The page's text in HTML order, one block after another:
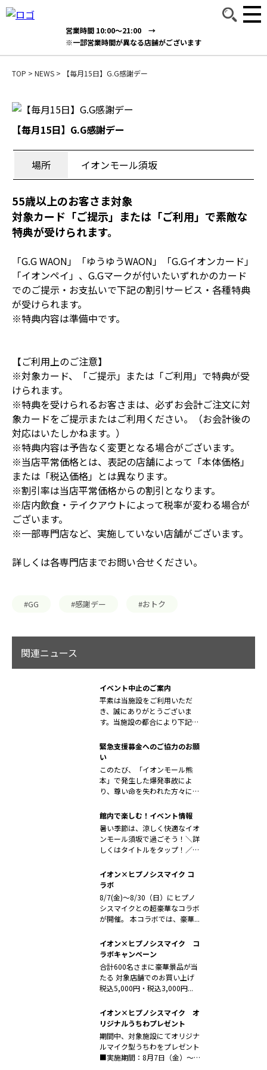
営業時間 10:00～21:00 →
※一部営業時間が異なる店舗がございます
TOP > NEWS > 【毎月15日】G.G感謝デー
【毎月15日】G.G感謝デー
場所 イオンモール須坂
55歳以上のお客さま対象
対象カード「ご提示」または「ご利用」で素敵な
特典が受けられます。
「G.G WAON」「ゆうゆうWAON」「G.Gイオンカード」
「イオンペイ」、G.Gマークが付いたいずれかのカード
でのご提示・お支払いで下記の割引サービス・各種特典
が受けられます。
※特典内容は準備中です。
【ご利用上のご注意】
※対象カード、「ご提示」または「ご利用」で特典が受
けられます。
※特典を受けられるお客さまは、必ずお会計ご注文に対
象カードをご提示またはご利用ください。（お会計後の
対応はいたしかねます。）
※特典内容は予告なく変更となる場合がございます。
※当店平常価格とは、表記の店舗によって「本体価格」
または「税込価格」とは異なります。
※割引率は当店平常価格からの割引となります。
※店内飲食・テイクアウトによって税率が変わる場合が
ございます。
※一部専門店など、実施していない店舗がございます。
詳しくは各専門店までお問い合せください。
#GG #感謝デー #おトク
関連ニュース
イベント中止のご案内
平素は当施設をご利用いただ
き、誠にありがとうございま
す。当施設の都合により下記イ
緊急支援募金へのご協力のお願
い
このたび、「イオンモール熊
本」で発生した爆発事故によ
り、尊い命を失われた方々に対
館内で楽しむ！イベント情報
暑い季節は、涼しく快適なイオ
ンモール須坂で過ごそう！＼詳
しくはタイトルをタップ！／＿
イオン×ヒプノシスマイク コ
ラボ
8/7(金)～8/30（日）にヒプノ
シスマイクとの超豪華なコラボ
が開催。 本コラボでは、豪華...
イオン×ヒプノシスマイク コ
ラボキャンペーン
合計600名さまに豪華景品が当
たる 対象店舗でのお買い上げ
税込5,000円・税込3,000円...
イオン×ヒプノシスマイク オ
リジナルうちわプレゼント
期間中、対象施設にてオリジナ
ルマイク型うちわをプレゼント
■実施期間：8月7日（金）～8